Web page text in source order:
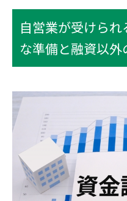
自営業が受けら
な準備と融資以外